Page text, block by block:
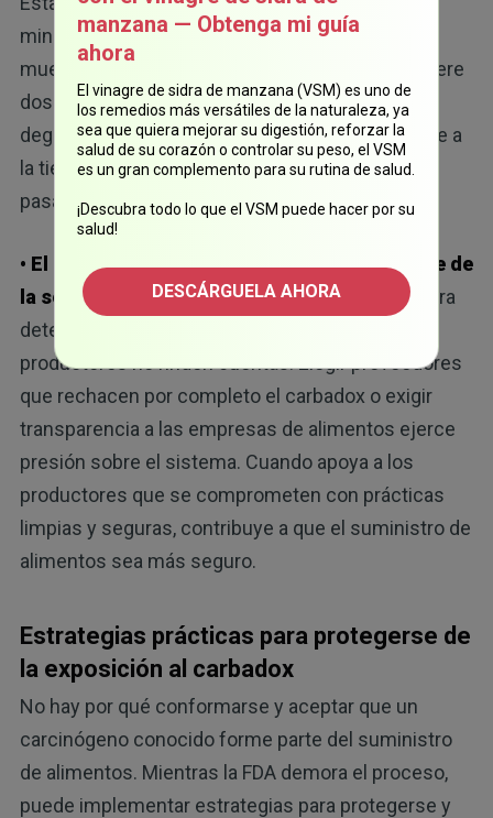
minoristas no descubrieron residuos en las
muestras limitadas que se analizaron. Esto sugiere
dos posibilidades, y es que los residuos podrían
degradarse antes de que la carne de cerdo llegue a
la tienda, o que los lotes contaminados podrían
pasar sin ser analizados.
• El empoderamiento del consumidor es parte de
la solución:
existen herramientas científicas para
detectar residuos, pero el riesgo persiste si los
productores no rinden cuentas. Elegir proveedores
que rechacen por completo el carbadox o exigir
transparencia a las empresas de alimentos ejerce
presión sobre el sistema. Cuando apoya a los
productores que se comprometen con prácticas
limpias y seguras, contribuye a que el suministro de
alimentos sea más seguro.
Estrategias prácticas para protegerse de
la exposición al carbadox
No hay por qué conformarse y aceptar que un
carcinógeno conocido forme parte del suministro
de alimentos. Mientras la FDA demora el proceso,
puede implementar estrategias para protegerse y
manzana — Obtenga mi guía
ahora
El vinagre de sidra de manzana (VSM) es uno de
los remedios más versátiles de la naturaleza, ya
sea que quiera mejorar su digestión, reforzar la
salud de su corazón o controlar su peso, el VSM
es un gran complemento para su rutina de salud.
¡Descubra todo lo que el VSM puede hacer por su
salud!
DESCÁRGUELA AHORA